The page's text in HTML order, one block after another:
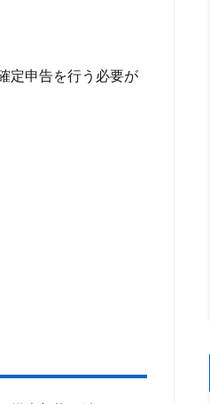
定申告を行う必要が